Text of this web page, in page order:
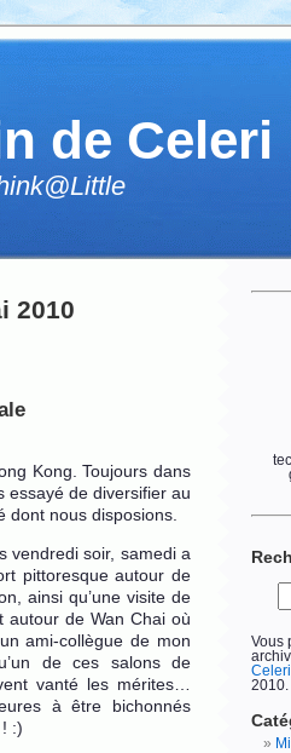
de Celeri
2010
Kong. Toujours dans
essayé de diversifier au
dont nous disposions.
vendredi soir, samedi a
pittoresque autour de
ainsi qu’une visite de
autour de Wan Chai où
ami-collègue de mon
de ces salons de
vanté les mérites…
à être bichonnés
:)
Vous
Celeri
2010.